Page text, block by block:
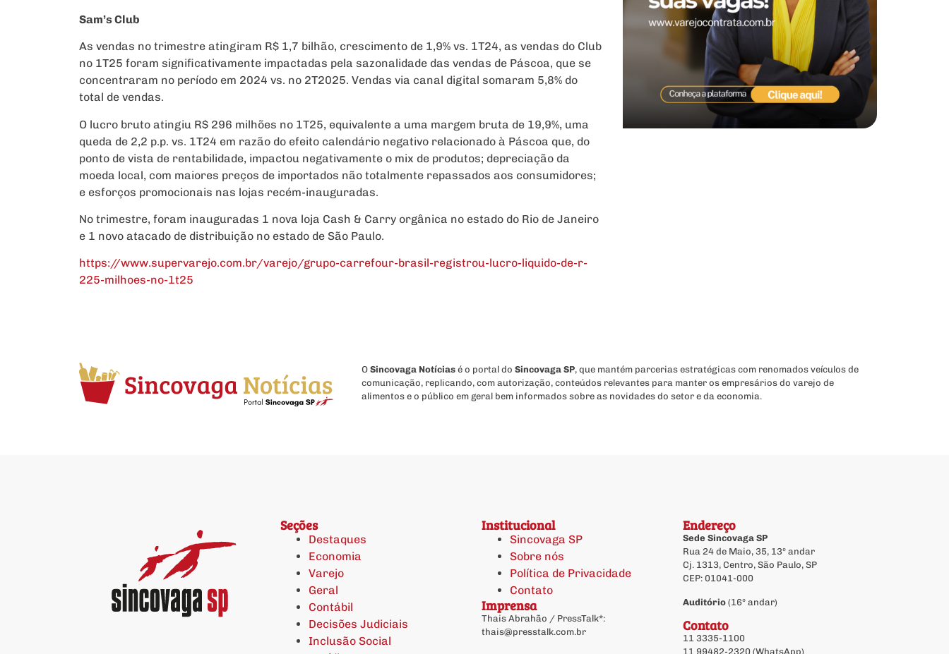
Sam’s Club
As vendas no trimestre atingiram R$ 1,7 bilhão, crescimento de 1,9% vs. 1T24, as vendas do Club
no 1T25 foram significativamente impactadas pela sazonalidade das vendas de Páscoa, que se
concentraram no período em 2024 vs. no 2T2025. Vendas via canal digital somaram 5,8% do
total de vendas.
O lucro bruto atingiu R$ 296 milhões no 1T25, equivalente a uma margem bruta de 19,9%, uma
queda de 2,2 p.p. vs. 1T24 em razão do efeito calendário negativo relacionado à Páscoa que, do
ponto de vista de rentabilidade, impactou negativamente o mix de produtos; depreciação da
moeda local, com maiores preços de importados não totalmente repassados aos consumidores;
e esforços promocionais nas lojas recém-inauguradas.
No trimestre, foram inauguradas 1 nova loja Cash & Carry orgânica no estado do Rio de Janeiro
e 1 novo atacado de distribuição no estado de São Paulo.
https://www.supervarejo.com.br/varejo/grupo-carrefour-brasil-registrou-lucro-liquido-de-r-
225-milhoes-no-1t25
O Sincovaga Notíciasé o portal do Sincovaga SP, que mantém parcerias estratégicas com renomados veículos de
comunicação, replicando, com autorização, conteúdos relevantes para manter os empresários do varejo de
alimentos e o público em geral bem informados sobre as novidades do setor e da economia.
Seções
Destaques
Economia
Varejo
Geral
Contábil
Decisões Judiciais
Inclusão Social
Institucional
Sincovaga SP
Sobre nós
Política de Privacidade
Contato
Imprensa
Thais Abrahão / PressTalk*:
thais@presstalk.com.br
Endereço
Sede Sincovaga SP
Rua 24 de Maio, 35, 13º andar
Cj. 1313, Centro, São Paulo, SP
CEP: 01041-000
Auditório (16º andar)
Contato
11 3335-1100
11 99482-2320 (WhatsApp)